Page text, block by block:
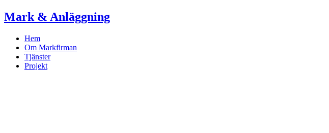
Skip
to
Mark & Anläggning
Hem
Om Markfirman
Tjänster
Projekt